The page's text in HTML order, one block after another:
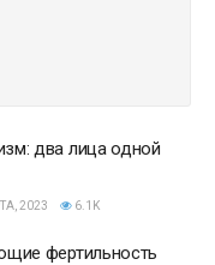
два лица одной
2023 6.1K
фертильность